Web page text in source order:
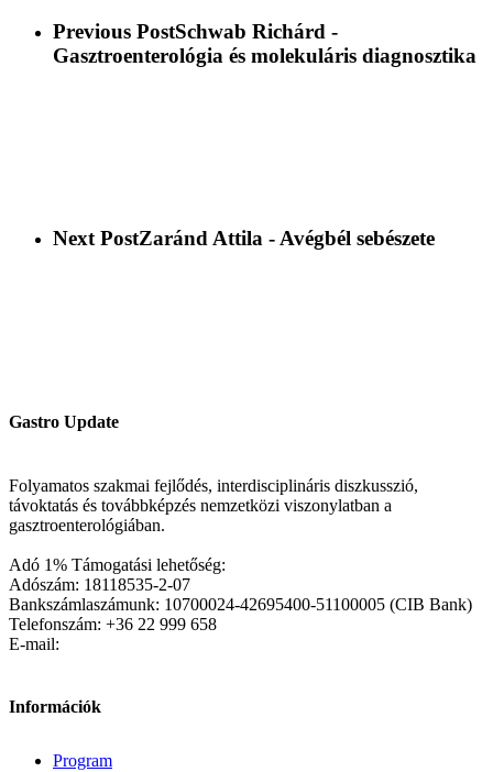
Previous PostSchwab Richárd -
Gasztroenterológia és molekuláris diagnosztika
Next PostZaránd Attila - Avégbél sebészete
Gastro Update
Folyamatos szakmai fejlődés, interdisciplináris diszkusszió,
távoktatás és továbbképzés nemzetközi viszonylatban a
gasztroenterológiában.
Adó 1% Támogatási lehetőség:
Adószám: 18118535-2-07
Bankszámlaszámunk: 10700024-42695400-51100005 (CIB Bank)
Telefonszám: +36 22 999 658
E-mail:
Információk
Program